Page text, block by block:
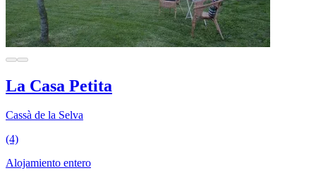
La Casa Petita
Cassà de la Selva
(4)
Alojamiento entero